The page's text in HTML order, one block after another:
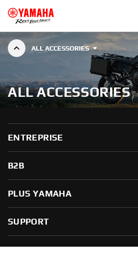
ALL ACCESSORIES
ALL ACCESSORIES
ENTREPRISE
B2B
PLUS YAMAHA
SUPPORT